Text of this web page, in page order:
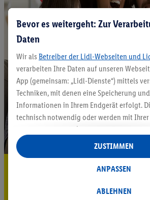
5.95 € Versand
Bevor es weitergeht: Zur
Daten
Wir als Betreiber der Lidl-Webseiten und
verarbeiten Ihre Daten auf unseren
App (gemeinsam: „Lidl-Dienste“) mittels
Techniken, mit denen eine Speicherung
Informationen in Ihrem Endgerät erfolgt.
technisch notwendig oder werden mit
auch durch Partner (u.a.
Verantwortliche; im Zusammenhang mit dem
insgesamt
Statistik-Erstellung oder für personalisierte
Datenverarbeitungen für personalisierte
ABLEHNEN
ANPASSEN
ZUSTIMMEN